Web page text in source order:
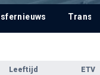
Leeftijd ETV